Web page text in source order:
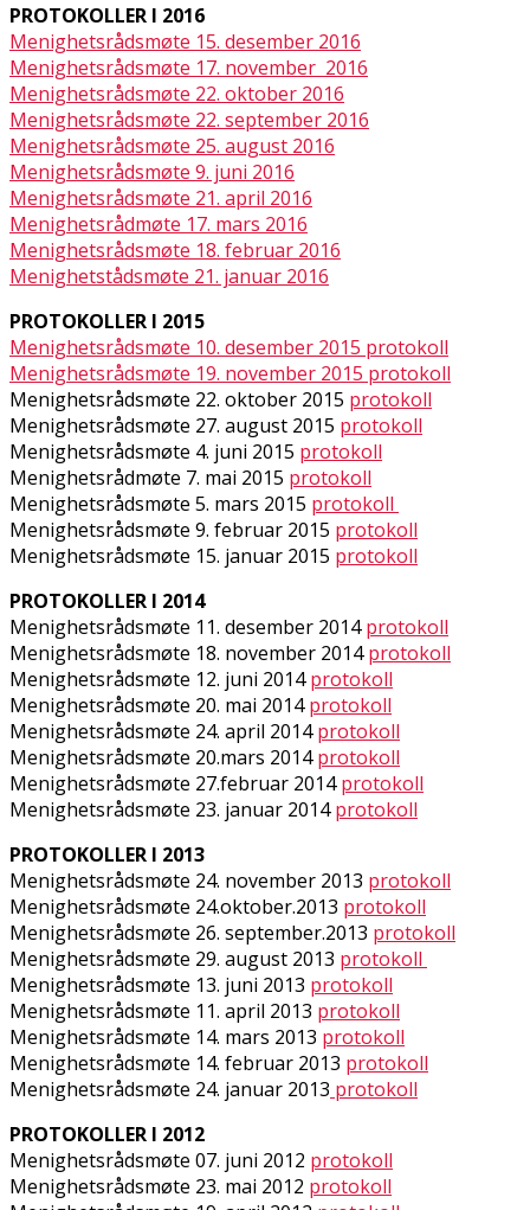
PROTOKOLLER I 2016
Menighetsrådsmøte 15. desember 2016
Menighetsrådsmøte 17. november 2016
Menighetsrådsmøte 22. oktober 2016
Menighetsrådsmøte 22. september 2016
Menighetsrådsmøte 25. august 2016
Menighetsrådsmøte 9. juni 2016
Menighetsrådsmøte 21. april 2016
Menighetsrådmøte 17. mars 2016
Menighetsrådsmøte 18. februar 2016
Menighetstådsmøte 21. januar 2016
PROTOKOLLER I 2015
Menighetsrådsmøte 10. desember 2015 protokoll
Menighetsrådsmøte 19. november 2015 protokoll
Menighetsrådsmøte 22. oktober 2015 protokoll
Menighetsrådsmøte 27. august 2015 protokoll
Menighetsrådsmøte 4. juni 2015 protokoll
Menighetsrådmøte 7. mai 2015 protokoll
Menighetsrådsmøte 5. mars 2015 protokoll
Menighetsrådsmøte 9. februar 2015 protokoll
Menighetsrådsmøte 15. januar 2015 protokoll
PROTOKOLLER I 2014
Menighetsrådsmøte 11. desember 2014protokoll
Menighetsrådsmøte 18. november 2014protokoll
Menighetsrådsmøte 12. juni 2014protokoll
Menighetsrådsmøte 20. mai 2014protokoll
Menighetsrådsmøte 24. april 2014protokoll
Menighetsrådsmøte 20.mars 2014protokoll
Menighetsrådsmøte 27.februar 2014protokoll
Menighetsrådsmøte 23. januar 2014protokoll
PROTOKOLLER I 2013
Menighetsrådsmøte 24. november 2013 protokoll
Menighetsrådsmøte 24.oktober.2013 protokoll
Menighetsrådsmøte 26. september.2013 protokoll
Menighetsrådsmøte 29. august 2013 protokoll
Menighetsrådsmøte 13. juni 2013 protokoll
Menighetsrådsmøte 11. april 2013 protokoll
Menighetsrådsmøte 14. mars 2013 protokoll
Menighetsrådsmøte 14. februar 2013 protokoll
Menighetsrådsmøte 24. januar 2013 protokoll
PROTOKOLLER I 2012
Menighetsrådsmøte 07. juni 2012 protokoll
Menighetsrådsmøte 23. mai 2012 protokoll